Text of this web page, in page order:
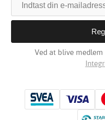
Ved at blive